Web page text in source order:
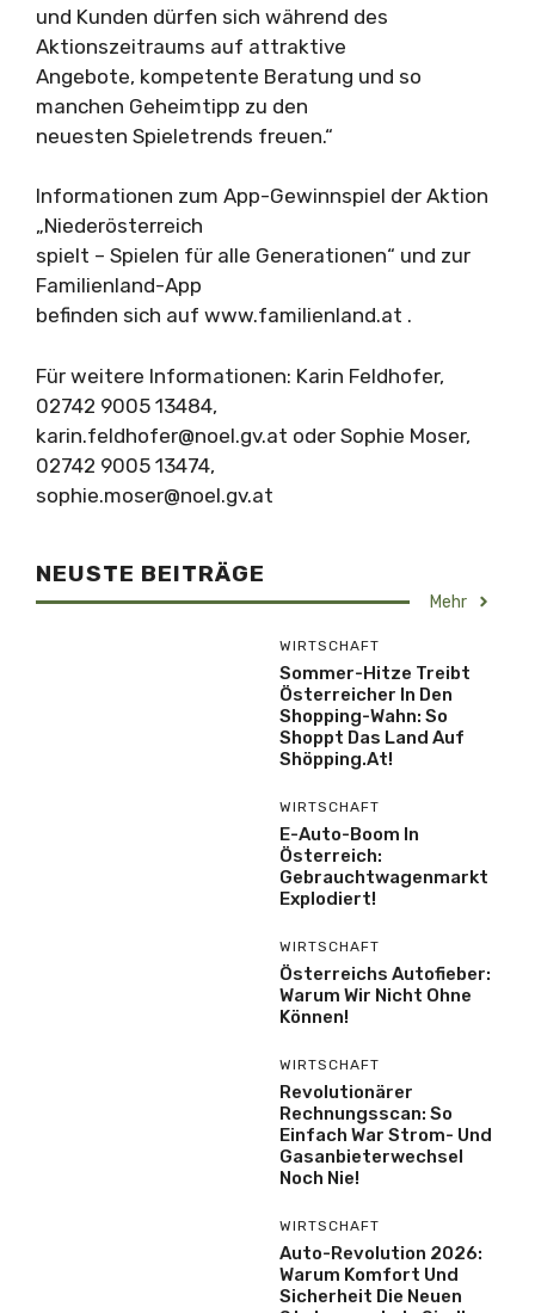
und Kunden dürfen sich während des
Aktionszeitraums auf attraktive
Angebote, kompetente Beratung und so
manchen Geheimtipp zu den
neuesten Spieletrends freuen.“
Informationen zum App-Gewinnspiel der Aktion
„Niederösterreich
spielt – Spielen für alle Generationen“ und zur
Familienland-App
befinden sich auf www.familienland.at .
Für weitere Informationen: Karin Feldhofer,
02742 9005 13484,
karin.feldhofer@noel.gv.at oder Sophie Moser,
02742 9005 13474,
sophie.moser@noel.gv.at
NEUSTE BEITRÄGE
Mehr
WIRTSCHAFT
Sommer-Hitze Treibt
Österreicher In Den
Shopping-Wahn: So
Shoppt Das Land Auf
Shöpping.at!
WIRTSCHAFT
E-Auto-Boom In
Österreich:
Gebrauchtwagenmarkt
Explodiert!
WIRTSCHAFT
Österreichs Autofieber:
Warum Wir Nicht Ohne
Können!
WIRTSCHAFT
Revolutionärer
Rechnungsscan: So
Einfach War Strom- Und
Gasanbieterwechsel
Noch Nie!
WIRTSCHAFT
Auto-Revolution 2026:
Warum Komfort Und
Sicherheit Die Neuen